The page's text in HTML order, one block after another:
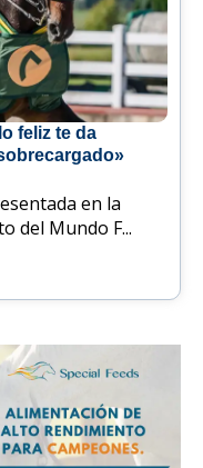
feliz te da
en la
del Mundo F...